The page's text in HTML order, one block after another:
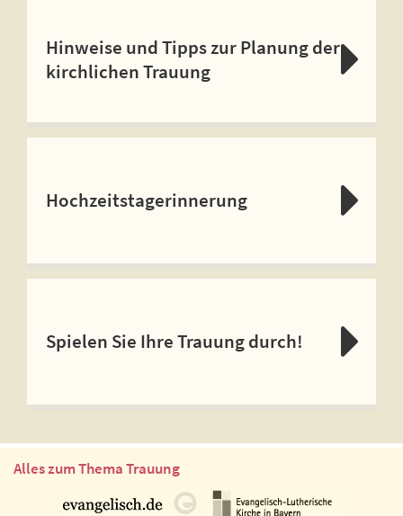
Hinweise und Tipps zur Planung der
kirchlichen Trauung
Hochzeitstagerinnerung
Spielen Sie Ihre Trauung durch!
Alles zum Thema Trauung